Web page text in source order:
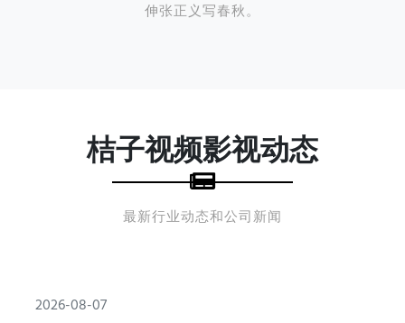
伸张正义写春秋。
桔子视频影视动态
最新行业动态和公司新闻
2026-08-07